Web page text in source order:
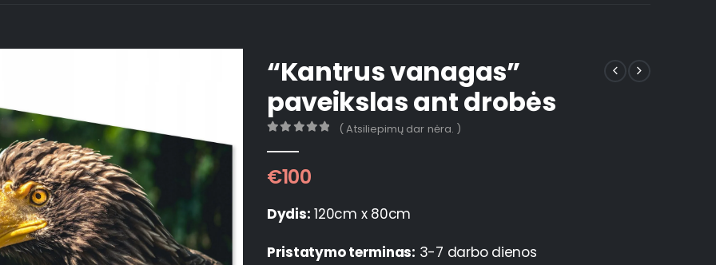
“Kantrus vanagas”
paveikslas ant drobės
( Atsiliepimų dar nėra. )
€100
Dydis: 120cm x 80cm
Pristatymo terminas: 3-7 darbo dienos